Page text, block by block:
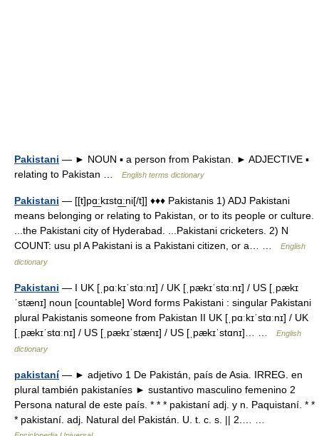
Pakistani — ► NOUN ▪ a person from Pakistan. ► ADJECTIVE ▪
relating to Pakistan …
English terms dictionary
Pakistani — [[t]pɑ͟ːkɪstɑ͟ːni[/t]] ♦♦♦ Pakistanis 1) ADJ Pakistani
means belonging or relating to Pakistan, or to its people or culture.
...the Pakistani city of Hyderabad. ...Pakistani cricketers. 2) N
COUNT: usu pl A Pakistani is a Pakistani citizen, or a… …
English
dictionary
Pakistani — I UK [ˌpɑːkɪˈstɑːnɪ] / UK [ˌpækɪˈstɑːnɪ] / US [ˌpækɪ
ˈstænɪ] noun [countable] Word forms Pakistani : singular Pakistani
plural Pakistanis someone from Pakistan II UK [ˌpɑːkɪˈstɑːnɪ] / UK
[ˌpækɪˈstɑːnɪ] / US [ˌpækɪˈstænɪ] / US [ˌpækɪˈstɑnɪ]… …
English
dictionary
pakistaní— ► adjetivo 1 De Pakistán, país de Asia. IRREG. en
plural también pakistaníes ► sustantivo masculino femenino 2
Persona natural de este país. * * * pakistaní adj. y n. Paquistaní. * *
* pakistaní. adj. Natural del Pakistán. U. t. c. s. || 2.… …